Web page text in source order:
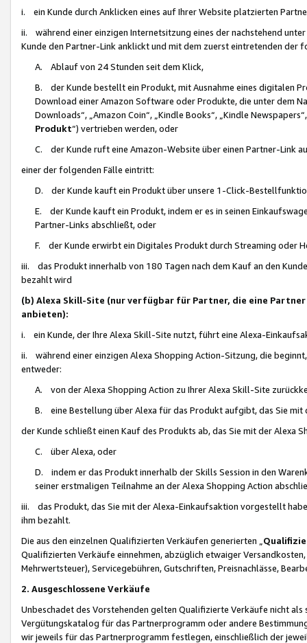
i. ein Kunde durch Anklicken eines auf Ihrer Website platzierten
ii. während einer einzigen Internetsitzung eines der nachstehend
Kunde den Partner-Link anklickt und mit dem zuerst eintretenden der
A. Ablauf von 24 Stunden seit dem Klick,
B. der Kunde bestellt ein Produkt, mit Ausnahme eines digitalen
Download einer Amazon Software oder Produkte, die unter dem
Downloads“, „Amazon Coin“, „Kindle Books“, „Kindle
Produkt“) vertrieben werden, oder
C. der Kunde ruft eine Amazon-Website über einen Partner-Link
einer der folgenden Fälle eintritt:
D. der Kunde kauft ein Produkt über unsere 1-Click-
E. der Kunde kauft ein Produkt, indem er es in seinen
Partner-Links abschließt, oder
F. der Kunde erwirbt ein Digitales Produkt durch Streaming oder
iii. das Produkt innerhalb von 180 Tagen nach dem Kauf an den
bezahlt wird
(b) Alexa Skill-Site (nur verfügbar für Partner, die eine
anbieten):
i. ein Kunde, der Ihre Alexa Skill-Site nutzt, führt eine Alexa-
ii. während einer einzigen Alexa Shopping Action-Sitzung, die
entweder:
A. von der Alexa Shopping Action zu Ihrer Alexa Skill-Site
B. eine Bestellung über Alexa für das Produkt aufgibt, das Sie mit
der Kunde schließt einen Kauf des Produkts ab, das Sie mit der Alexa
C. über Alexa, oder
D. indem er das Produkt innerhalb der Skills Session in den
seiner erstmaligen Teilnahme an der Alexa Shopping Action
iii. das Produkt, das Sie mit der Alexa-Einkaufsaktion vorgestellt
ihm bezahlt.
Die aus den einzelnen Qualifizierten Verkäufen generierten „
Qualifizierten Verkäufe einnehmen, abzüglich etwaiger
Mehrwertsteuer), Servicegebühren, Gutschriften, Preisnachlässe,
2. Ausgeschlossene Verkäufe
Unbeschadet des Vorstehenden gelten Qualifizierte Verkäufe nicht
Vergütungskatalog für das Partnerprogramm oder andere
wir jeweils für das Partnerprogramm festlegen, einschließlich der